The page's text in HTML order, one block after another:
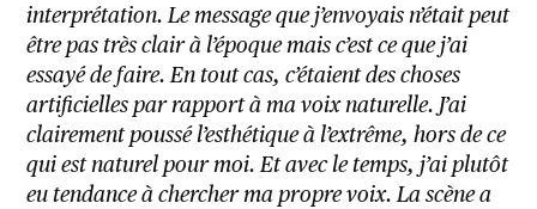
interprétation. Le message que j’envoyais n’était peut
être pas très clair à l’époque mais c’est ce que j’ai
essayé de faire. En tout cas, c’étaient des choses
artificielles par rapport à ma voix naturelle. J’ai
clairement poussé l’esthétique à l’extrême, hors de ce
qui est naturel pour moi. Et avec le temps, j’ai plutôt
eu tendance à chercher ma propre voix. La scène a